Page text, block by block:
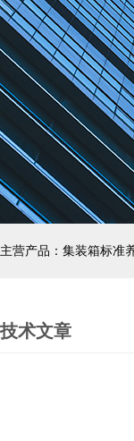
主营产品：集装箱标准
技术文章